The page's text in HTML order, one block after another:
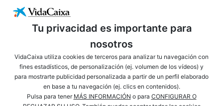
Tu privacidad es importante para
nosotros
VidaCaixa utiliza cookies de terceros para analizar tu navegación con
fines estadísticos, de personalización (ej. volumen de los vídeos) y
para mostrarte publicidad personalizada a partir de un perfil elaborado
en base a tu navegación (ej. clics en contenidos).
Pulsa para tener MÁS INFORMACIÓN o para CONFIGURAR O
ENLACES DE INTERÉS AVISO LEGAL
PRIVACIDAD POLÍTICA DE COOKIES